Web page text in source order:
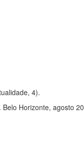
4).
Horizonte, agosto